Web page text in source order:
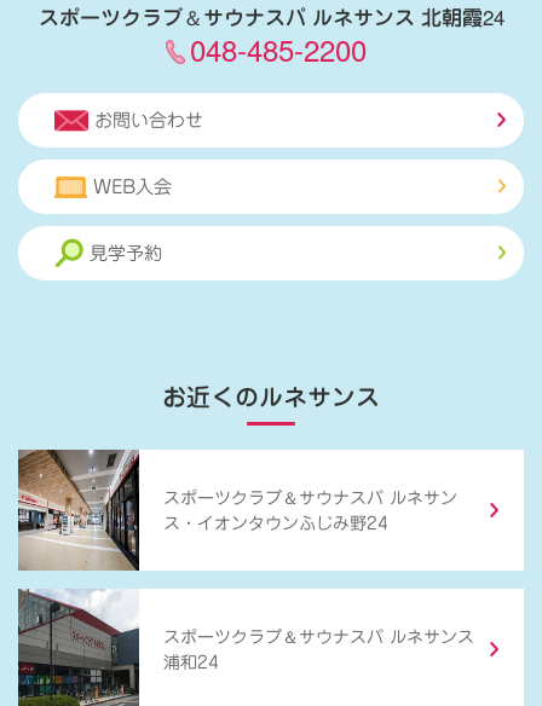
スポーツクラブ＆サウナスパ ルネサンス 北朝霞24
048-485-2200
お問い合わせ
WEB入会
見学予約
お近くのルネサンス
スポーツクラブ ＆ サウナスパ ルネサン
ス・イオンタウンふじみ野24
スポーツクラブ ＆ サウナスパ ルネサンス
浦和24